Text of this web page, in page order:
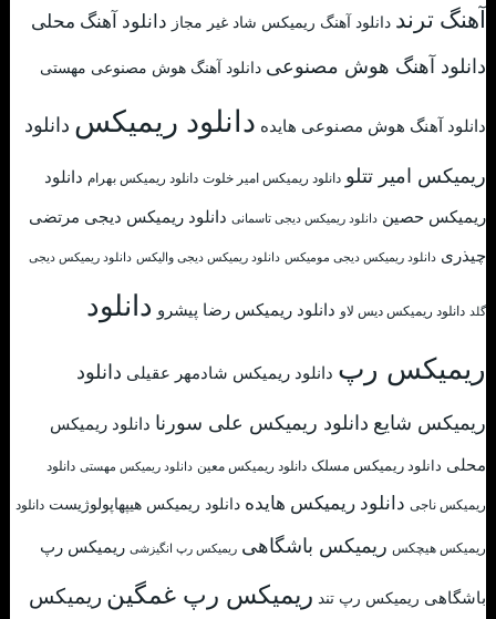
آهنگ ترند دانلود آهنگ ریمیکس شاد غیر مجاز دانلود آهنگ محلی
دانلود آهنگ هوش مصنوعی دانلود آهنگ هوش مصنوعی مهستی
دانلود آهنگ هوش مصنوعی هایده دانلود ریمیکس دانلود
ریمیکس امیر تتلو دانلود ریمیکس امیر خلوت دانلود ریمیکس بهرام دانلود
ریمیکس حصین دانلود ریمیکس دیجی تاسمانی دانلود ریمیکس دیجی مرتضی
چیذری دانلود ریمیکس دیجی مومیکس دانلود ریمیکس دیجی والیکس دانلود ریمیکس دیجی
گلد دانلود ریمیکس دیس لاو دانلود ریمیکس رضا پیشرو دانلود
ریمیکس رپ دانلود ریمیکس شادمهر عقیلی دانلود
ریمیکس شایع دانلود ریمیکس علی سورنا دانلود ریمیکس
محلی دانلود ریمیکس مسلک دانلود ریمیکس معین دانلود ریمیکس مهستی دانلود
ریمیکس ناجی دانلود ریمیکس هایده دانلود ریمیکس هیپهاپولوژیست دانلود
ریمیکس هیچکس ریمیکس باشگاهی ریمیکس رپ انگیزشی ریمیکس رپ
باشگاهی ریمیکس رپ تند ریمیکس رپ غمگین ریمیکس